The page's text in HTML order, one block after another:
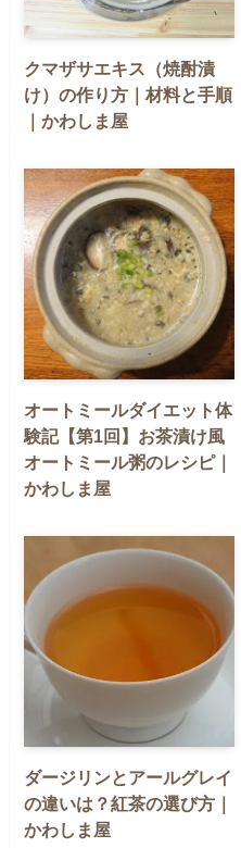
クマザサエキス（焼酎漬
け）の作り方｜材料と手順
｜かわしま屋
オートミールダイエット体
験記【第1回】お茶漬け風
オートミール粥のレシピ｜
かわしま屋
ダージリンとアールグレイ
の違いは？紅茶の選び方｜
かわしま屋